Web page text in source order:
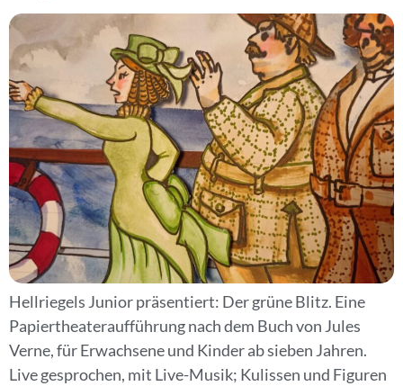
Hellriegels Junior präsentiert: Der grüne Blitz. Eine
Papiertheateraufführung nach dem Buch von Jules
Verne, für Erwachsene und Kinder ab sieben Jahren.
Live gesprochen, mit Live-Musik; Kulissen und Figuren